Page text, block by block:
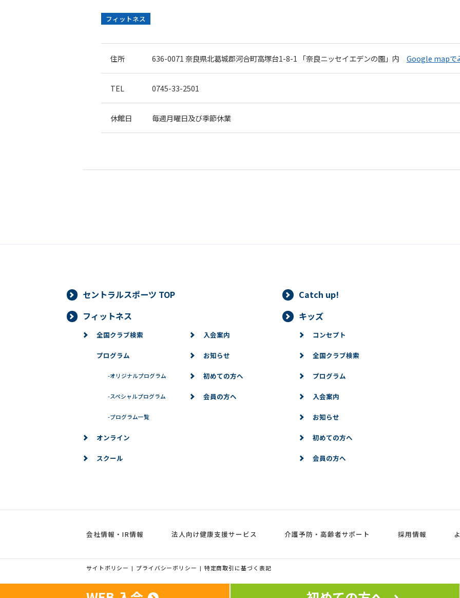
フィットネス
住所 636-0071 奈良県北葛城郡河合町高塚台1-8-1 「奈良ニッセイエデンの園」内 Google mapで
TEL 0745-33-2501
休館日 毎週月曜日及び季節休業
セントラルスポーツ TOP
Catch up!
フィットネス
全国クラブ検索
プログラム
-オリジナルプログラム
-スペシャルプログラム
-プログラム一覧
オンライン
スクール
入会案内
お知らせ
初めての方へ
会員の方へ
キッズ
コンセプト
全国クラブ検索
プログラム
入会案内
お知らせ
初めての方へ
会員の方へ
会社情報・IR情報 法人向け健康支援サービス 介護予防・高齢者サポート 採用情報
サイトポリシー | プライバシーポリシー | 特定商取引に基づく表記